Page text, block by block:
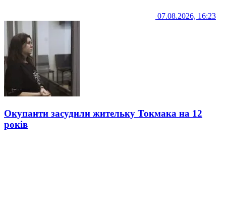
07.08.2026, 16:23
Окупанти засудили жительку Токмака на 12
років